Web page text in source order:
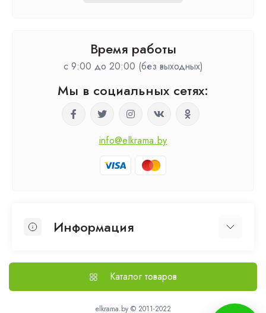
Время работы
c 9:00 до 20:00 (без выходных)
Мы в социальных сетях:
info@elkrama.by
Информация
Выезд на замер
Доставка и оплата
Политика безопасности
Каталог товаров
elkrama.by © 2011-2022